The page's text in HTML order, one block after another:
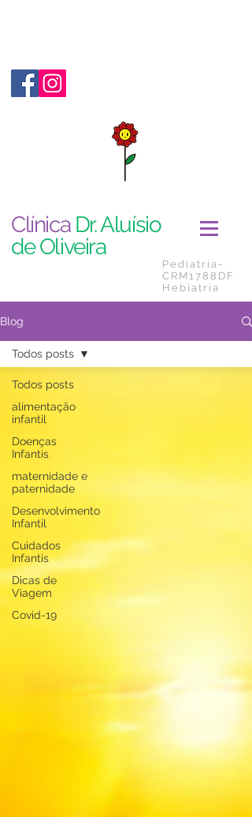
Clínica Dr. Aluísio
de Oliveira
Pediatria-
CRM1788DF
Hebiatria
Blog
Todos posts
alimentação
infantil
Doenças
Infantis
maternidade e
paternidade
Desenvolvimento
Infantil
Cuidados
Infantis
Dicas de
Viagem
Covid-19
Todos posts